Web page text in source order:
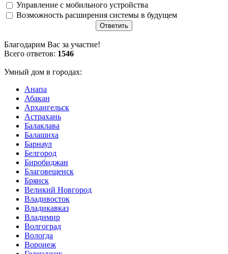
Управление с мобильного устройства
Возможность расширения системы в будущем
Благодарим Вас за участие!
Всего ответов: 1546
Умный дом в городах:
Анапа
Абакан
Архангельск
Астрахань
Балаклава
Балашиха
Барнаул
Белгород
Биробиджан
Благовещенск
Брянск
Великий Новгород
Владивосток
Владикавказ
Владимир
Волгоград
Вологда
Воронеж